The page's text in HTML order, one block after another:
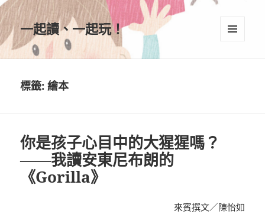
一起讀、一起玩！
標籤:繪本
你是孩子心目中的大猩猩嗎？
——我讀安東尼布朗的
《Gorilla》
來賓撰文／陳怡如